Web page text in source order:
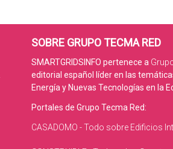
SOBRE GRUPO TECMA RED
SMARTGRIDSINFO pertenece a
editorial español líder en las
Energía y Nuevas Tecnologías en la
Portales de Grupo Tecma Red:
CASADOMO - Todo sobre Edificios